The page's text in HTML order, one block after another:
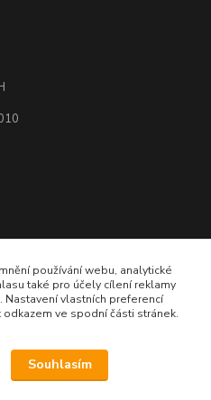
11,30 hod.
používání webu, analytické
také pro účely cílení reklamy
Nastavení vlastních preferencí
ve spodní části stránek.
Souhlasím